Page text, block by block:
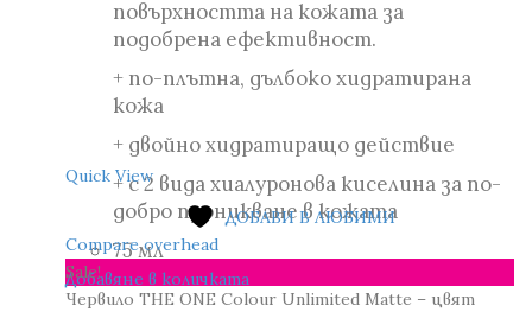
повърхността на кожата за
подобрена ефективност.
+ по-плътна, дълбоко хидратирана
кожа
+ двойно хидратиращо действие
+ с 2 вида хиалуронова киселина за по-
добро проникване в кожата
75 мл
Добавяне в количката
Quick View
ДОБАВИ В ЛЮБИМИ
Compare overhead
Sale!
Червило THE ONE Colour Unlimited Matte – цвят